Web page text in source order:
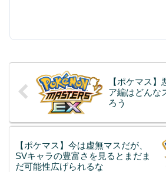
【ポケマス
ア編はどんな
ろう
【ポケマス】今は虚無マスだが、
SVキャラの豊富さを見るとまだま
だ可能性広げられるな